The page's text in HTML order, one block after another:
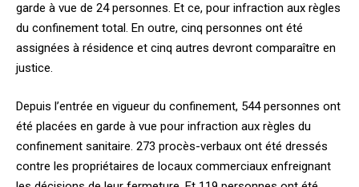
garde à vue de 24 personnes. Et ce, pour infraction aux règles
du confinement total. En outre, cinq personnes ont été
assignées à résidence et cinq autres devront comparaître en
justice.
Depuis l’entrée en vigueur du confinement, 544 personnes ont
été placées en garde à vue pour infraction aux règles du
confinement sanitaire. 273 procès-verbaux ont été dressés
contre les propriétaires de locaux commerciaux enfreignant